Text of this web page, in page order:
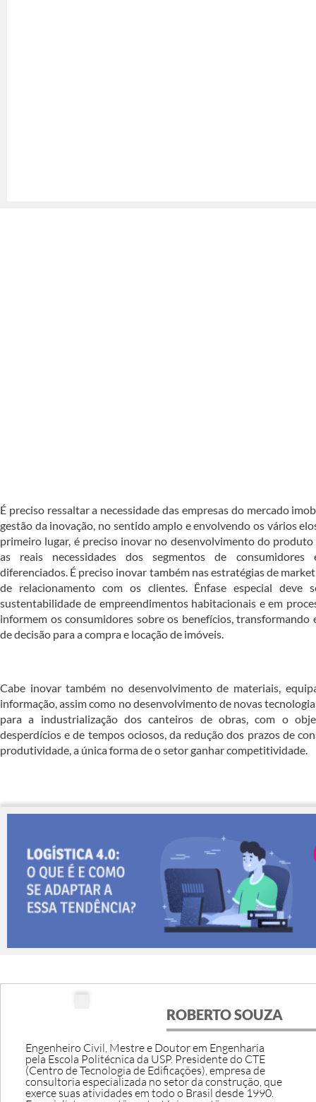
É preciso ressaltar a necessidade das empresas do mercado
gestão da inovação, no sentido amplo e envolvendo os vários
primeiro lugar, é preciso inovar no desenvolvimento do
as reais necessidades dos segmentos de consumidores
diferenciados. É preciso inovar também nas estratégias de
de relacionamento com os clientes. Ênfase especial deve
sustentabilidade de empreendimentos habitacionais e em
informem os consumidores sobre os benefícios,
de decisão para a compra e locação de imóveis.
Cabe inovar também no desenvolvimento de materiais,
informação, assim como no desenvolvimento de novas
para a industrialização dos canteiros de obras, com o
desperdícios e de tempos ociosos, da redução dos prazos de
produtividade, a única forma de o setor ganhar competitividade.
ROBERTO SOUZA
Engenheiro Civil, Mestre e Doutor em Engenharia
pela Escola Politécnica da USP. Presidente do CTE
(Centro de Tecnologia de Edificações), empresa de
consultoria especializada no setor da construção, que
exerce suas atividades em todo o Brasil desde 1990.